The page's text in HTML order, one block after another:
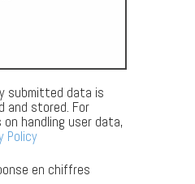
submitted data is
and stored. For
handling user data,
Policy
en chiffres